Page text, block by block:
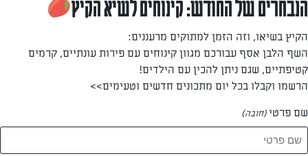
אסתר
—
המתכונים של
הנבחרים של החודש: קינוחים לשיא הקיץ
הקיץ בשיאו, וזה הזמן למתוקים מרעננים:
השף הלבן אסף עבורכם מגוון קינוחים עם פירות עונתיים, קרמים
קטיפתיים, שגם ניתן להכין עם הילדים!
הרשמו וקבלו בכל יום מתכונים חדשים וטעימים>>
שם פרטי(חובה)